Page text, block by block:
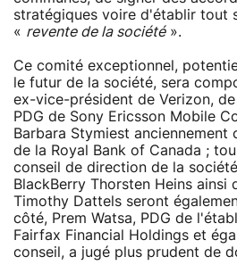
stratégiques voire d'établir tout
« revente de la société».
Ce comité exceptionnel,
le futur de la société, sera
ex-vice-président de Verizon,
PDG de Sony Ericsson Mobile
Barbara Stymiest anciennement
de la Royal Bank of Canada ;
conseil de direction de la
BlackBerry Thorsten Heins ainsi
Timothy Dattels seront
côté, Prem Watsa, PDG de
Fairfax Financial Holdings et
conseil, a jugé plus prudent de